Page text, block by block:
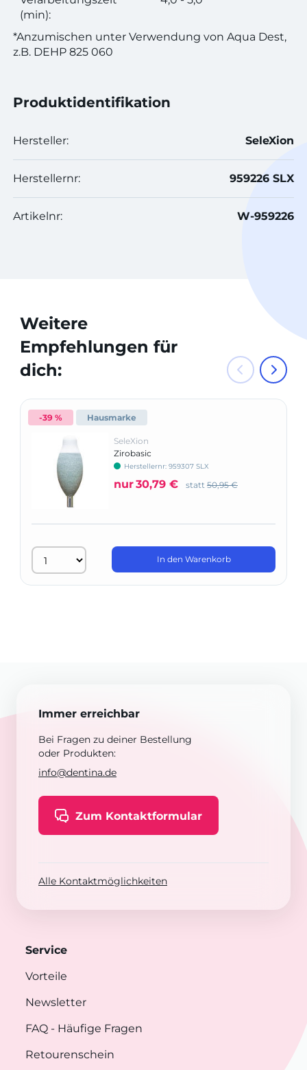
(min):
*Anzumischen unter Verwendung von Aqua Dest,
z.B. DEHP 825 060
Produktidentifikation
Hersteller: SeleXion
Herstellernr: 959226 SLX
Artikelnr: W-959226
Weitere
Empfehlungen für
dich:
-39 % Hausmarke
SeleXion
Zirobasic
Herstellernr: 959307 SLX
nur30,79 € statt 50,95 €
In den Warenkorb
Immer erreichbar
Bei Fragen zu deiner Bestellung
oder Produkten:
info@dentina.de
Zum Kontaktformular
Alle Kontaktmöglichkeiten
Service
Vorteile
Newsletter
FAQ - Häufige Fragen
Retourenschein